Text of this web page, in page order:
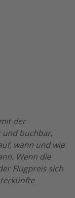
der
und buchbar,
wann und wie
Wenn die
Flugpreis sich